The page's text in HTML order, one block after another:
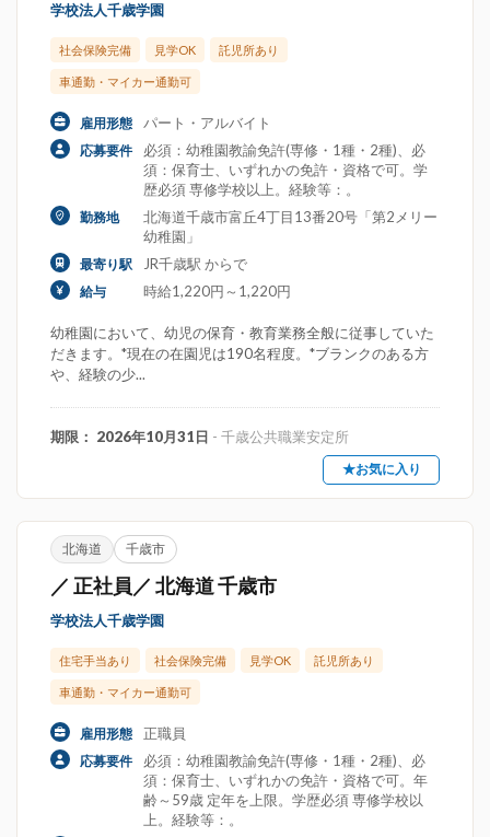
学校法人千歳学園
社会保険完備 見学OK 託児所あり
車通勤・マイカー通勤可
雇用形態 パート・アルバイト
応募要件
必須：幼稚園教諭免許(専修・1種・2種)、必
須：保育士、いずれかの免許・資格で可。学
歴必須 専修学校以上。経験等：。
勤務地
北海道千歳市富丘4丁目13番20号「第2メリー
幼稚園」
最寄り駅 JR千歳駅 からで
給与 時給1,220円～1,220円
幼稚園において、幼児の保育・教育業務全般に従事していた
だきます。*現在の在園児は190名程度。*ブランクのある方
や、経験の少...
期限： 2026年10月31日 - 千歳公共職業安定所
★お気に入り
北海道 千歳市
／ 正社員／ 北海道 千歳市
学校法人千歳学園
住宅手当あり 社会保険完備 見学OK 託児所あり
車通勤・マイカー通勤可
雇用形態 正職員
応募要件
必須：幼稚園教諭免許(専修・1種・2種)、必
須：保育士、いずれかの免許・資格で可。年
齢～59歳 定年を上限。学歴必須 専修学校以
上。経験等：。